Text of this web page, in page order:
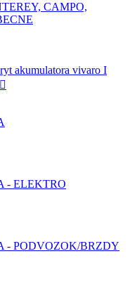
CAMPO,
akumulatora vivaro I
- ELEKTRO
- PODVOZOK/BRZDY